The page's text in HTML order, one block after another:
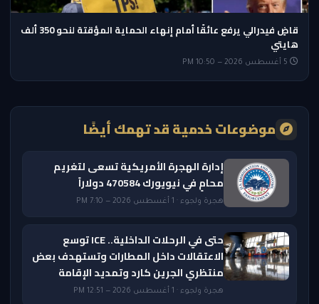
قاضٍ فيدرالي يرفع عائقًا أمام إنهاء الحماية المؤقتة لنحو 350 ألف
هايتي
موضوعات خدمية قد تهمك أيضًا
إدارة الهجرة الأمريكية تسعى لتغريم
محامٍ في نيويورك 470584 دولاراً
هجرة ولجوء · 1 أغسطس 2026 — 7:10 PM
حتى في الرحلات الداخلية.. ICE توسع
الاعتقالات داخل المطارات وتستهدف بعض
منتظري الجرين كارد وتمديد الإقامة
هجرة ولجوء · 1 أغسطس 2026 — 12:51 PM